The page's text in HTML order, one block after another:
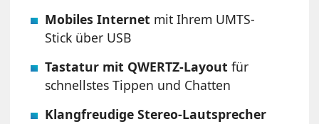
Mobiles Internet mit Ihrem UMTS-
Stick über USB
Tastatur mit QWERTZ-Layout für
schnellstes Tippen und Chatten
Klangfreudige Stereo-Lautsprecher